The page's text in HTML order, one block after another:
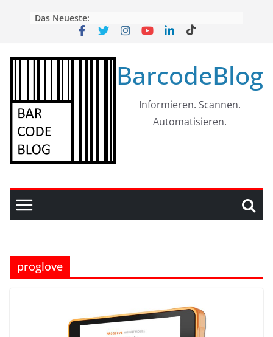
Das Neueste:
BarcodeBlog
Informieren. Scannen.
Automatisieren.
proglove